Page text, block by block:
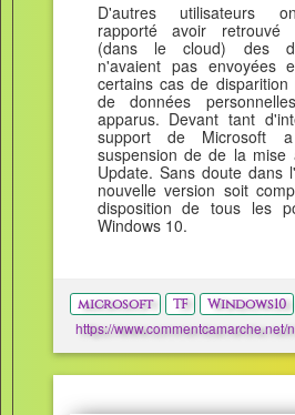
D'autres utilisateurs
rapporté avoir retrouvé
(dans le cloud) des
n'avaient pas envoyées
certains cas de
de données
apparus. Devant tant
support de Microsoft
suspension de de la mise
Update. Sans doute dans
nouvelle version soit
disposition de tous les
Windows 10.
microsoft TF Windows10